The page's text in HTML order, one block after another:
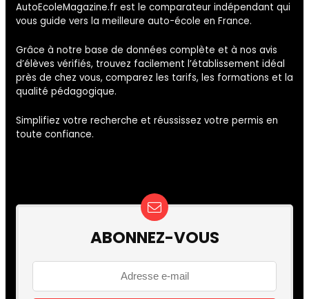
AutoEcoleMagazine.fr est le comparateur indépendant qui
vous guide vers la meilleure auto-école en France.
Grâce à notre base de données complète et à nos avis
d’élèves vérifiés, trouvez facilement l’établissement idéal
près de chez vous, comparez les tarifs, les formations et la
qualité pédagogique.
Simplifiez votre recherche et réussissez votre permis en
toute confiance.
ABONNEZ-VOUS